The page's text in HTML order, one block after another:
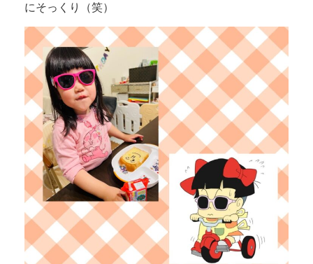
にそっくり（笑）